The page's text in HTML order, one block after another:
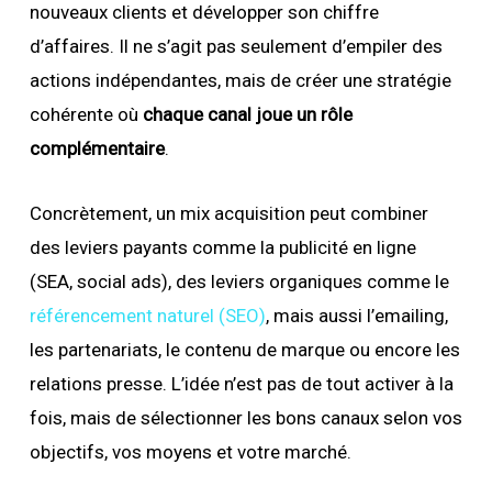
nouveaux clients et développer son chiffre
d’affaires. Il ne s’agit pas seulement d’empiler des
actions indépendantes, mais de créer une stratégie
cohérente où chaque canal joue un rôle
complémentaire.
Concrètement, un mix acquisition peut combiner
des leviers payants comme la publicité en ligne
(SEA, social ads), des leviers organiques comme le
référencement naturel (SEO), mais aussi l’emailing,
les partenariats, le contenu de marque ou encore les
relations presse. L’idée n’est pas de tout activer à la
fois, mais de sélectionner les bons canaux selon vos
objectifs, vos moyens et votre marché.